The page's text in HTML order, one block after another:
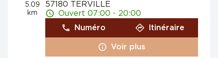
5.09
km
57180 TERVILLE
Ouvert 07:00 - 20:00
Numéro
Itinéraire
Voir plus